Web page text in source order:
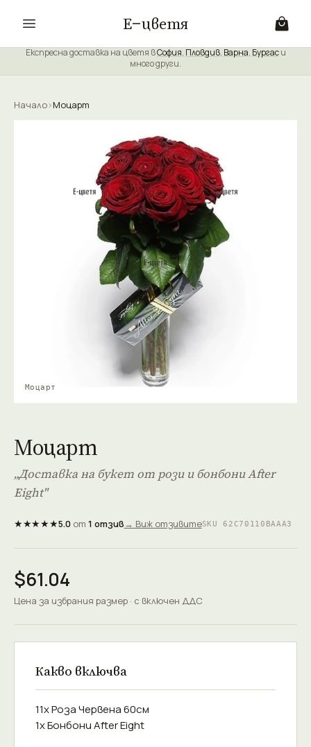
Е цветя
Експресна доставка на цветя вСофия, Пловдив, Варна, Бургаси
много други.
Начало›Моцарт
Моцарт
Моцарт
„Доставка на букет от рози и бонбони After
Eight"
★★★★★5.0от 1 отзив→ Виж отзивитеSKU 62C70110BAAA3
$61.04
Цена за избрания размер · с включен ДДС
Какво включва
11x Роза Червена 60см
1x Бонбони After Eight